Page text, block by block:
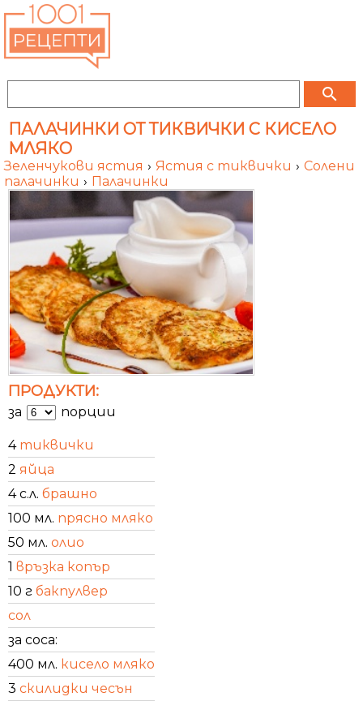
search
ПАЛАЧИНКИ ОТ ТИКВИЧКИ С КИСЕЛО
МЛЯКО
Зеленчукови ястия › Ястия с тиквички › Солени
палачинки › Палачинки
ПРОДУКТИ:
за порции
4 тиквички
2 яйца
4 с.л. брашно
100 мл. прясно мляко
50 мл. олио
1 връзка копър
10 г бакпулвер
сол
за соса:
400 мл. кисело мляко
3 скилидки чесън